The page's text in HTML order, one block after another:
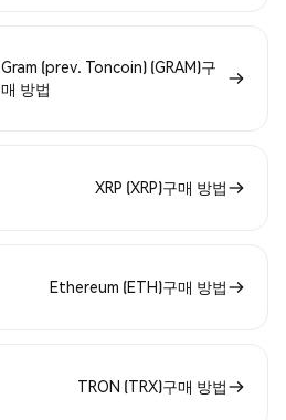
Gram (prev. Toncoin) (GRAM)구
매 방법
XRP (XRP)구매 방법
Ethereum (ETH)구매 방법
TRON (TRX)구매 방법